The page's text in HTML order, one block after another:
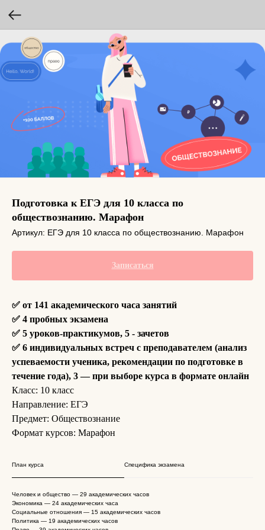
Подготовка к ЕГЭ для 10 класса по
обществознанию. Марафон
Артикул: ЕГЭ для 10 класса по обществознанию. Марафон
Записаться
✅ от 141 академического часа занятий
✅ 4 пробных экзамена
✅ 5 уроков-практикумов, 5 - зачетов
✅ 6 индивидуальных встреч с преподавателем (анализ
успеваемости ученика, рекомендации по подготовке в
течение года), 3 — при выборе курса в формате онлайн
Класс: 10 класс
Направление: ЕГЭ
Предмет: Обществознание
Формат курсов: Марафон
План курса Специфика экзамена
Человек и общество — 29 академических часов
Экономика — 24 академических часа
Социальные отношения — 15 академических часов
Политика — 19 академических часов